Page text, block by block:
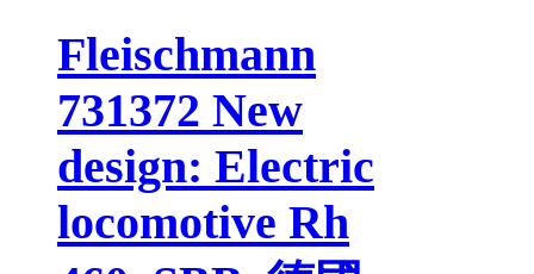
Fleischmann
731372 New
design: Electric
locomotive Rh